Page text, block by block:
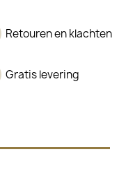
Retouren en klachten
Gratis levering